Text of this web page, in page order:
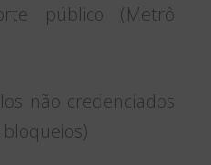
público (Metrô
não credenciados